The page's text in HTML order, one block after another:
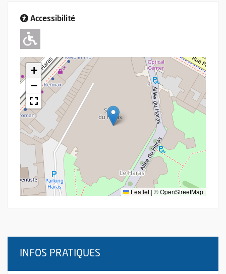
Accessibilité
Adapté pour l'handicap Moteur
+
−
Leaflet | ©OpenStreetMap
INFOS PRATIQUES